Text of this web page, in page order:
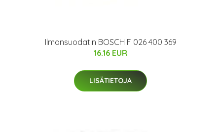
Ilmansuodatin BOSCH F 026 400 369
16.16 EUR
LISÄTIETOJA